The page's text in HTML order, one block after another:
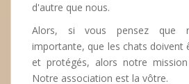
d'autre que nous.
Alors, si vous pensez que
importante, que les chats doivent
et protégés, alors notre
Notre association est la vôtre.